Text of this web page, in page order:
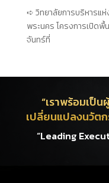
วิทยาลัยการบริหารแ
พระนคร โครงการเปิด
จันทร์ที่
“เราพร้อมเป็
เปลี่ยนแปลงนวัตก
“Leading